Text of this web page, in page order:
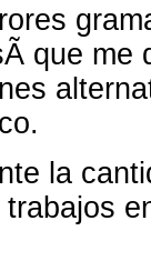
que me
la